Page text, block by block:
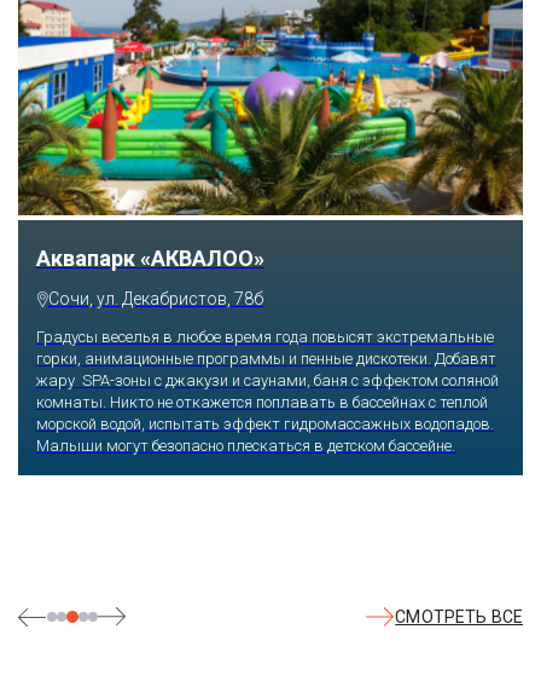
Аквапарк «АКВАЛОО»
Сочи, ул. Декабристов, 78б
Градусы веселья в любое время года повысят экстремальные
горки, анимационные программы и пенные дискотеки. Добавят
жару SPA-зоны с джакузи и саунами, баня с эффектом соляной
комнаты. Никто не откажется поплавать в бассейнах с теплой
морской водой, испытать эффект гидромассажных водопадов.
Малыши могут безопасно плескаться в детском бассейне.
СМОТРЕТЬ ВСЕ